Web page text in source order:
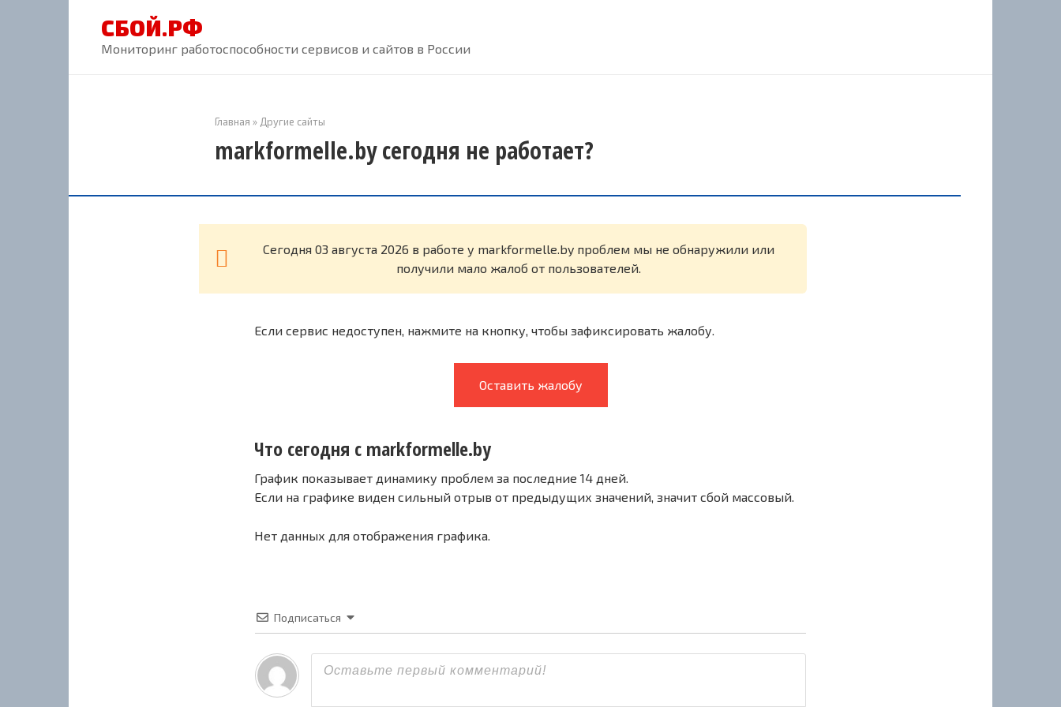
СБОЙ.РФ
Мониторинг работоспособности сервисов и сайтов в России
Главная » Другие сайты
markformelle.by сегодня не работает?
Cегодня 03 августа 2026 в работе у markformelle.by проблем мы не обнаружили или
получили мало жалоб от пользователей.
Если сервис недоступен, нажмите на кнопку, чтобы зафиксировать жалобу.
Оставить жалобу
Что сегодня с markformelle.by
График показывает динамику проблем за последние 14 дней.
Если на графике виден сильный отрыв от предыдущих значений, значит сбой массовый.
Нет данных для отображения графика.
Подписаться